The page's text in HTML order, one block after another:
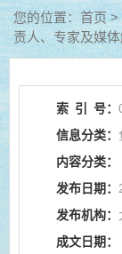
您的位置： 首页>
责人、专家及媒
索 引 号：
信息分类：
内容分类：
发布日期：
发布机构：
成文日期：